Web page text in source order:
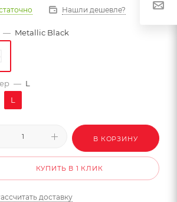
Нашли дешевле?
— Metallic Black
— L
L
В КОРЗИНУ
КУПИТЬ В 1 КЛИК
доставку